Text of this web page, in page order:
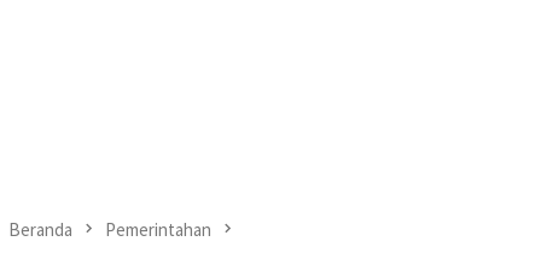
Beranda Pemerintahan